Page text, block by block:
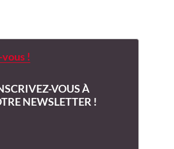
!
VOUS À
NEWSLETTER !